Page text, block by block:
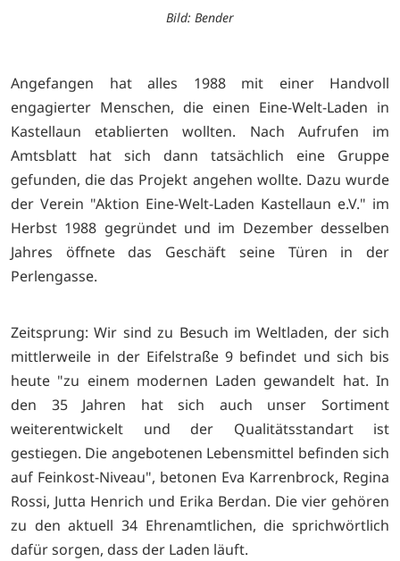
Bild: Bender
Angefangen hat alles 1988 mit einer Handvoll
engagierter Menschen, die einen Eine-Welt-Laden in
Kastellaun etablierten wollten. Nach Aufrufen im
Amtsblatt hat sich dann tatsächlich eine Gruppe
gefunden, die das Projekt angehen wollte. Dazu wurde
der Verein "Aktion Eine-Welt-Laden Kastellaun e.V." im
Herbst 1988 gegründet und im Dezember desselben
Jahres öffnete das Geschäft seine Türen in der
Perlengasse.
Zeitsprung: Wir sind zu Besuch im Weltladen, der sich
mittlerweile in der Eifelstraße 9 befindet und sich bis
heute "zu einem modernen Laden gewandelt hat. In
den 35 Jahren hat sich auch unser Sortiment
weiterentwickelt und der Qualitätsstandart ist
gestiegen. Die angebotenen Lebensmittel befinden sich
auf Feinkost-Niveau", betonen Eva Karrenbrock, Regina
Rossi, Jutta Henrich und Erika Berdan. Die vier gehören
zu den aktuell 34 Ehrenamtlichen, die sprichwörtlich
dafür sorgen, dass der Laden läuft.